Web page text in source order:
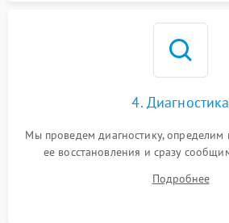
4. Диагностика
Мы проведем диагностику, определим
ее восстановления и сразу
Подробнее